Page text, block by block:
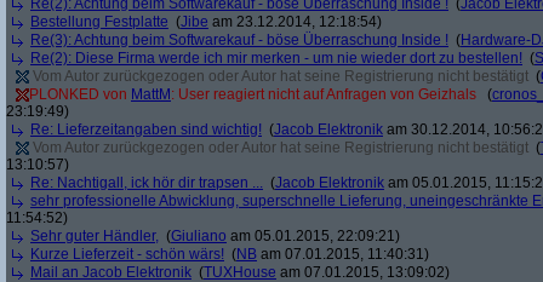
Re(2): Achtung beim Softwarekauf - böse Überraschung Inside ! (Jacob
Bestellung Festplatte (Jibe am 23.12.2014, 12:18:54)
Re(3): Achtung beim Softwarekauf - böse Überraschung Inside ! (Hardware-
Re(2): Diese Firma werde ich mir merken - um nie wieder dort zu bestellen! (
Vom Autor zurückgezogen oder Autor hat seine Registrierung nicht bestätigt (
PLONKED von MattM : User reagiert nicht auf Anfragen von Geizhals (
23:19:49)
Re: Lieferzeitangaben sind wichtig! (Jacob Elektronik am 30.12.2014,
Vom Autor zurückgezogen oder Autor hat seine Registrierung nicht bestätigt (
13:10:57)
Re: Nachtigall, ick hör dir trapsen ... (Jacob Elektronik am 05.01.2015,
sehr professionelle Abwicklung, superschnelle Lieferung, uneingeschränkte
11:54:52)
Sehr guter Händler, (Giuliano am 05.01.2015, 22:09:21)
Kurze Lieferzeit - schön wärs! (NB am 07.01.2015, 11:40:31)
Mail an Jacob Elektronik (TUXHouse am 07.01.2015, 13:09:02)